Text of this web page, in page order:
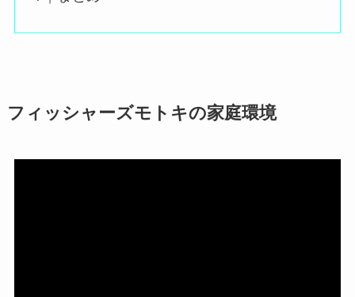
フィッシャーズモトキの家庭環境